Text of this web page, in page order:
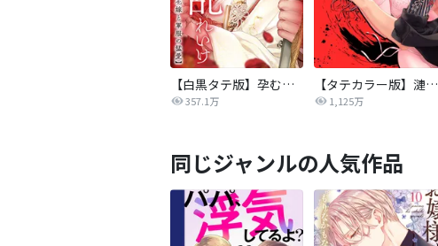
【白黒タテ版】孕むまで乱れいけ～身代わり花嫁と軍服の猛愛
357.1万
【タテカラー版】漣蒼士に処女を捧ぐ～さあ、じっくり愛でましょうか
1,125万
同じジャンルの人気作品